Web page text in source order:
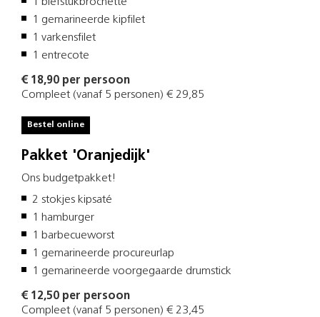
1 gemarineerde kipfilet
1 varkensfilet
1 entrecote
€ 18,90 per persoon
Compleet (vanaf 5 personen) € 29,85
Bestel online
Pakket 'Oranjedijk'
Ons budgetpakket!
2 stokjes kipsaté
1 hamburger
1 barbecueworst
1 gemarineerde procureurlap
1 gemarineerde voorgegaarde drumstick
€ 12,50 per persoon
Compleet (vanaf 5 personen) € 23,45